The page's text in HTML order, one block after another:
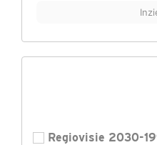
Regiovisie 2030-